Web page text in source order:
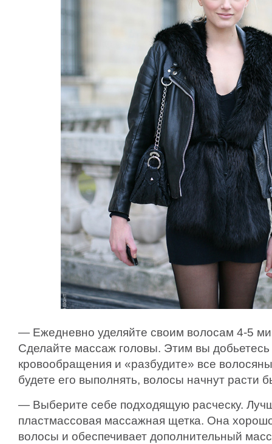
— Ежедневно уделяйте своим волосам 4-5
Сделайте массаж головы. Этим вы
кровообращения и «разбудите» все
будете его выполнять, волосы начнут расти
— Выберите себе подходящую расческу.
пластмассовая массажная щетка. Она
волосы и обеспечивает дополнительный